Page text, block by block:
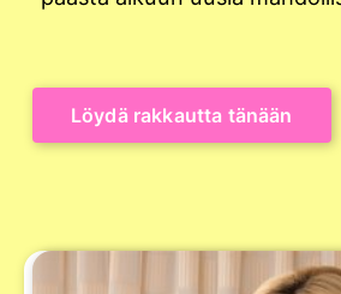
Löydä rakkautta tänään